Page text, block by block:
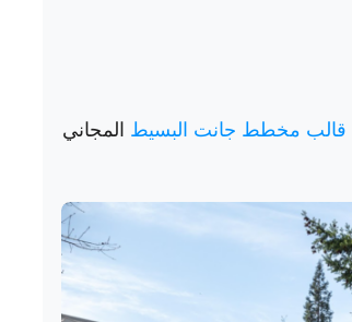
قالب مخطط جانت البسيط المجاني